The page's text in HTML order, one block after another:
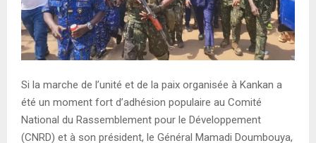
Si la marche de l’unité et de la paix organisée à Kankan a
été un moment fort d’adhésion populaire au Comité
National du Rassemblement pour le Développement
(CNRD) et à son président, le Général Mamadi Doumbouya,